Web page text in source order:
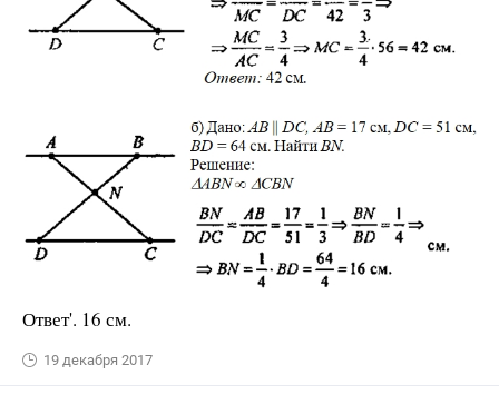
Ответ'. 16 см.
19 декабря 2017